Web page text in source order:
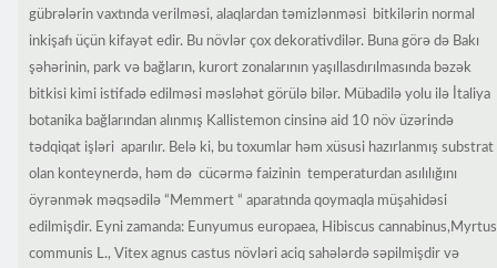
gübrələrin vaxtında verilməsi, alaqlardan təmizlənməsi bitkilərin normal
inkişafı üçün kifayət edir. Bu növlər çox dekorativdilər. Buna görə də Bakı
şəhərinin, park və bağların, kurort zonalarının yaşıllasdırılmasında bəzək
bitkisi kimi istifadə edilməsi məsləhət görülə bilər. Mübadilə yolu ilə İtaliya
botanika bağlarından alınmış Kallistemon cinsinə aid 10 növ üzərində
tədqiqat işləri aparılır. Belə ki, bu toxumlar həm xüsusi hazırlanmış substrat
olan konteynerdə, həm də cücərmə faizinin temperaturdan asılılığını
öyrənmək məqsədilə “Memmert “ aparatında qoymaqla müşahidəsi
edilmişdir. Eyni zamanda: Eunyumus europaea, Hibiscus cannabinus,Myrtus
communis L., Vitex agnus castus növləri aciq sahələrdə səpilmişdir və